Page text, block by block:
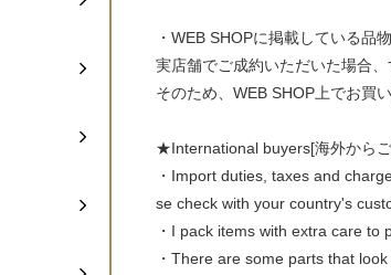
・WEB SHOPに掲載している品
実店舗でご成約いただいた場合
そのため、WEB SHOP上でお買
★International buyers[海外から
・Import duties, taxes and
se check with your country's
・I pack items with extra care to
・There are some parts that